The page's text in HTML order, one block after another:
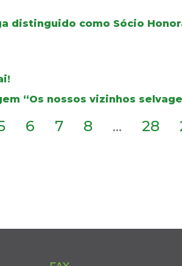
distinguido como Sócio
“Os nossos vizinhos
6 7 8 ... 28